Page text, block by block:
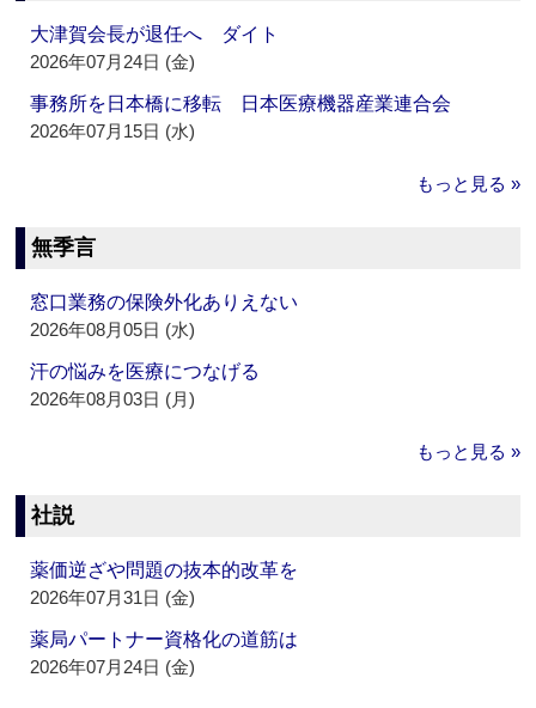
大津賀会長が退任へ ダイト
2026年07月24日 (金)
事務所を日本橋に移転 日本医療機器産業連合会
2026年07月15日 (水)
もっと見る »
無季言
窓口業務の保険外化ありえない
2026年08月05日 (水)
汗の悩みを医療につなげる
2026年08月03日 (月)
もっと見る »
社説
薬価逆ざや問題の抜本的改革を
2026年07月31日 (金)
薬局パートナー資格化の道筋は
2026年07月24日 (金)